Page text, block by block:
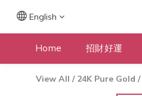
English
Home 招財好運
View All / 24K Pure Gold /